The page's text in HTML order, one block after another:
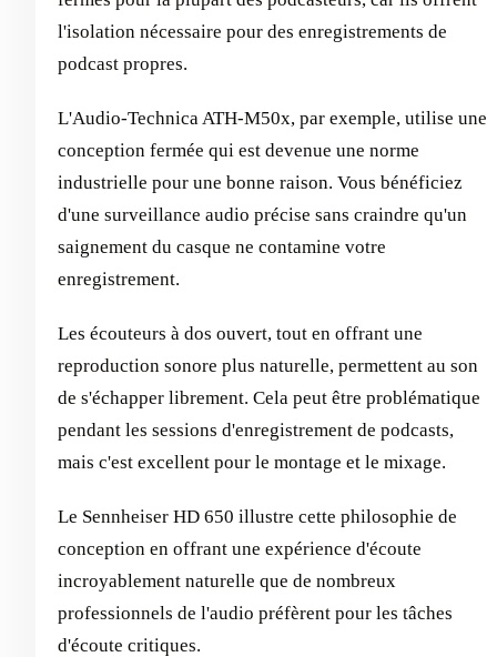
l'isolation nécessaire pour des enregistrements de
podcast propres.
L'Audio-Technica ATH-M50x, par exemple, utilise une
conception fermée qui est devenue une norme
industrielle pour une bonne raison. Vous bénéficiez
d'une surveillance audio précise sans craindre qu'un
saignement du casque ne contamine votre
enregistrement.
Les écouteurs à dos ouvert, tout en offrant une
reproduction sonore plus naturelle, permettent au son
de s'échapper librement. Cela peut être problématique
pendant les sessions d'enregistrement de podcasts,
mais c'est excellent pour le montage et le mixage.
Le Sennheiser HD 650 illustre cette philosophie de
conception en offrant une expérience d'écoute
incroyablement naturelle que de nombreux
professionnels de l'audio préfèrent pour les tâches
d'écoute critiques.